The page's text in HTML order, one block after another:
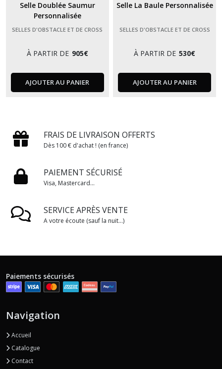
Selle Doublée Saumur
Personnalisée
SELLES D'OBSTACLE ET DE CROSS
À PARTIR DE 905€
AJOUTER AU PANIER
Selle La Baule Personnalisée
SELLES D'OBSTACLE ET DE CROSS
À PARTIR DE 530€
AJOUTER AU PANIER
FRAIS DE LIVRAISON OFFERTS
Dès 100 € d'achat ! (en france)
PAIEMENT SÉCURISÉ
Visa, Mastercard...
SERVICE APRÈS VENTE
A votre écoute (sauf la nuit...)
Paiements sécurisés
Navigation
Accueil
Catalogue
Contact